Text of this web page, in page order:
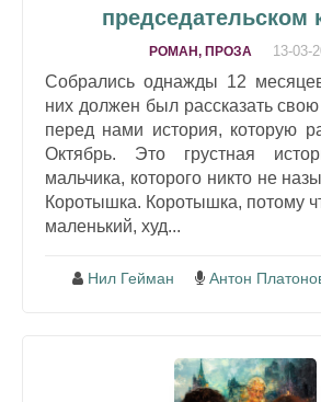
председательском
РОМАН, ПРОЗА 13-03-
Собрались однажды 12
них должен был рассказать
перед нами история, которую
Октябрь. Это грустная
мальчика, которого никто не
Коротышка. Коротышка, потому
маленький, худ...
Нил Гейман Антон